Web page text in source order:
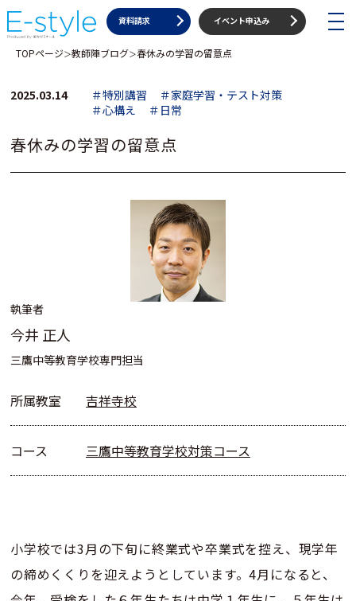
toggle
資料請求 イベント申込み
TOPページ＞教師陣ブログ＞春休みの学習の留意点
2025.03.14 ＃特別講習
＃家庭学習・テスト対策
＃心構え
＃日常
春休みの学習の留意点
執筆者
今井 正人
三鷹中等教育学校専門担当
所属教室 吉祥寺校
コース 三鷹中等教育学校対策コース
小学校では3月の下旬に終業式や卒業式を控え、現学年
の締めくくりを迎えようとしています。4月になると、